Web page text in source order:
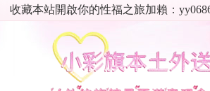
收藏本站開啟你的性福之旅加賴：